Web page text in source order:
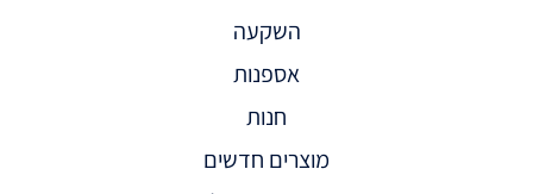
השקעה
אספנות
חנות
מוצרים חדשים